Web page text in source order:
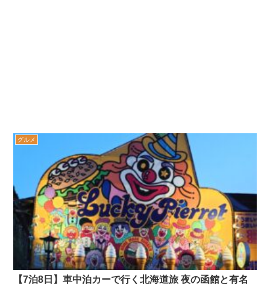
グルメ
【7泊8日】車中泊カーで行く北海道旅 夜の函館と有名